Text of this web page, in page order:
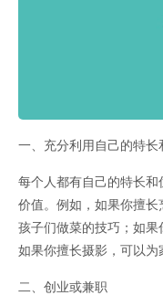
一、充分利用自己的特长
每个人都有自己的特长
价值。例如，如果你擅
孩子们做菜的技巧；如果
如果你擅长摄影，可以为
二、创业或兼职